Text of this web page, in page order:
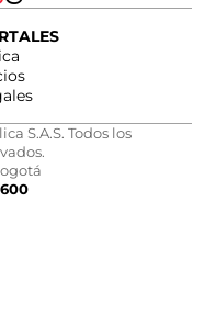
S.A.S. Todos los